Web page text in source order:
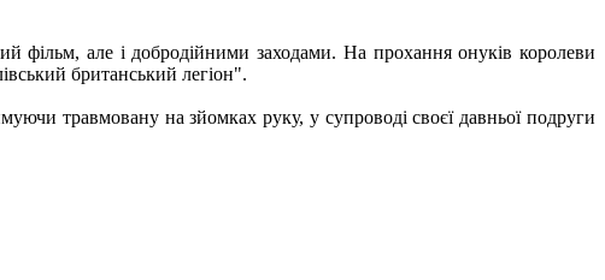
фільм, але і добродійними заходами. На прохання онуків королеви
британський легіон".
травмовану на зйомках руку, у супроводі своєї давньої подруги